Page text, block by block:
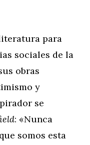
para
sociales de la
obras
y
se
: «Nunca
somos esta